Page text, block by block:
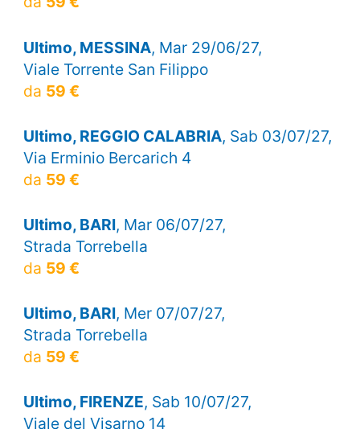
Ultimo, MESSINA, Mar 29/06/27,
Viale Torrente San Filippo
da 59 €
Ultimo, REGGIO CALABRIA, Sab 03/07/27,
Via Erminio Bercarich 4
da 59 €
Ultimo, BARI, Mar 06/07/27,
Strada Torrebella
da 59 €
Ultimo, BARI, Mer 07/07/27,
Strada Torrebella
da 59 €
Ultimo, FIRENZE, Sab 10/07/27,
Viale del Visarno 14